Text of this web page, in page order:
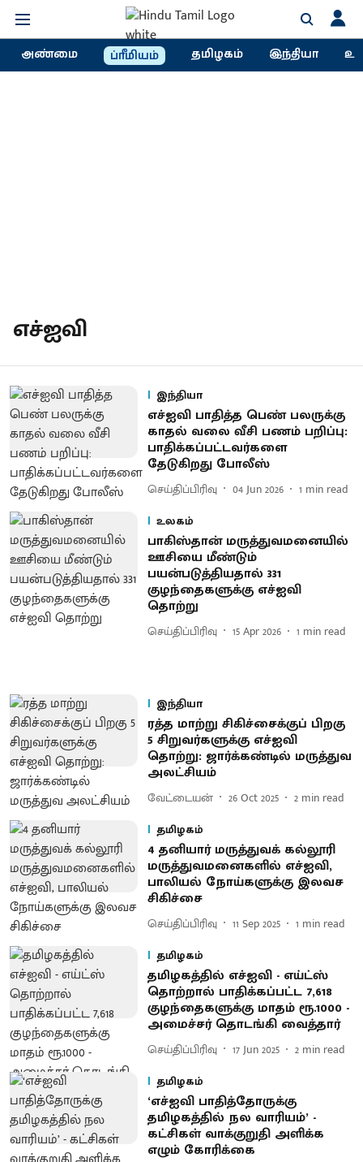
அண்மை ப்ரீமியம் தமிழகம் இந்தியா
எச்ஐவி
இந்தியா
எச்ஐவி பாதித்த பெண் பலருக்கு
காதல் வலை வீசி பணம் பறிப்பு:
பாதிக்கப்பட்டவர்களை
தேடுகிறது போலீஸ்
செய்திப்பிரிவு 04 Jun 2026 1 min read
உலகம்
பாகிஸ்தான் மருத்துவமனையில்
ஊசியை மீண்டும்
பயன்படுத்தியதால் 331
குழந்தைகளுக்கு எச்ஐவி
தொற்று
செய்திப்பிரிவு 15 Apr 2026 1 min read
இந்தியா
ரத்த மாற்று சிகிச்சைக்குப் பிறகு
5 சிறுவர்களுக்கு எச்ஐவி
தொற்று: ஜார்க்கண்டில் மருத்துவ
அலட்சியம்
வேட்டையன் 26 Oct 2025 2 min read
தமிழகம்
4 தனியார் மருத்துவக் கல்லூரி
மருத்துவமனைகளில் எச்ஐவி,
பாலியல் நோய்களுக்கு இலவச
சிகிச்சை
செய்திப்பிரிவு 11 Sep 2025 1 min read
தமிழகம்
தமிழகத்தில் எச்ஐவி - எய்ட்ஸ்
தொற்றால் பாதிக்கப்பட்ட 7,618
குழந்தைகளுக்கு மாதம் ரூ.1000 -
அமைச்சர் தொடங்கி வைத்தார்
செய்திப்பிரிவு 17 Jun 2025 2 min read
தமிழகம்
‘எச்ஐவி பாதித்தோருக்கு
தமிழகத்தில் நல வாரியம்’ -
கட்சிகள் வாக்குறுதி அளிக்க
எழும் கோரிக்கை